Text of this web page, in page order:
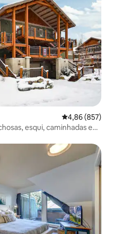
4,86 de uma
4,86 (857)
esqui, caminhadas e
hóspedes